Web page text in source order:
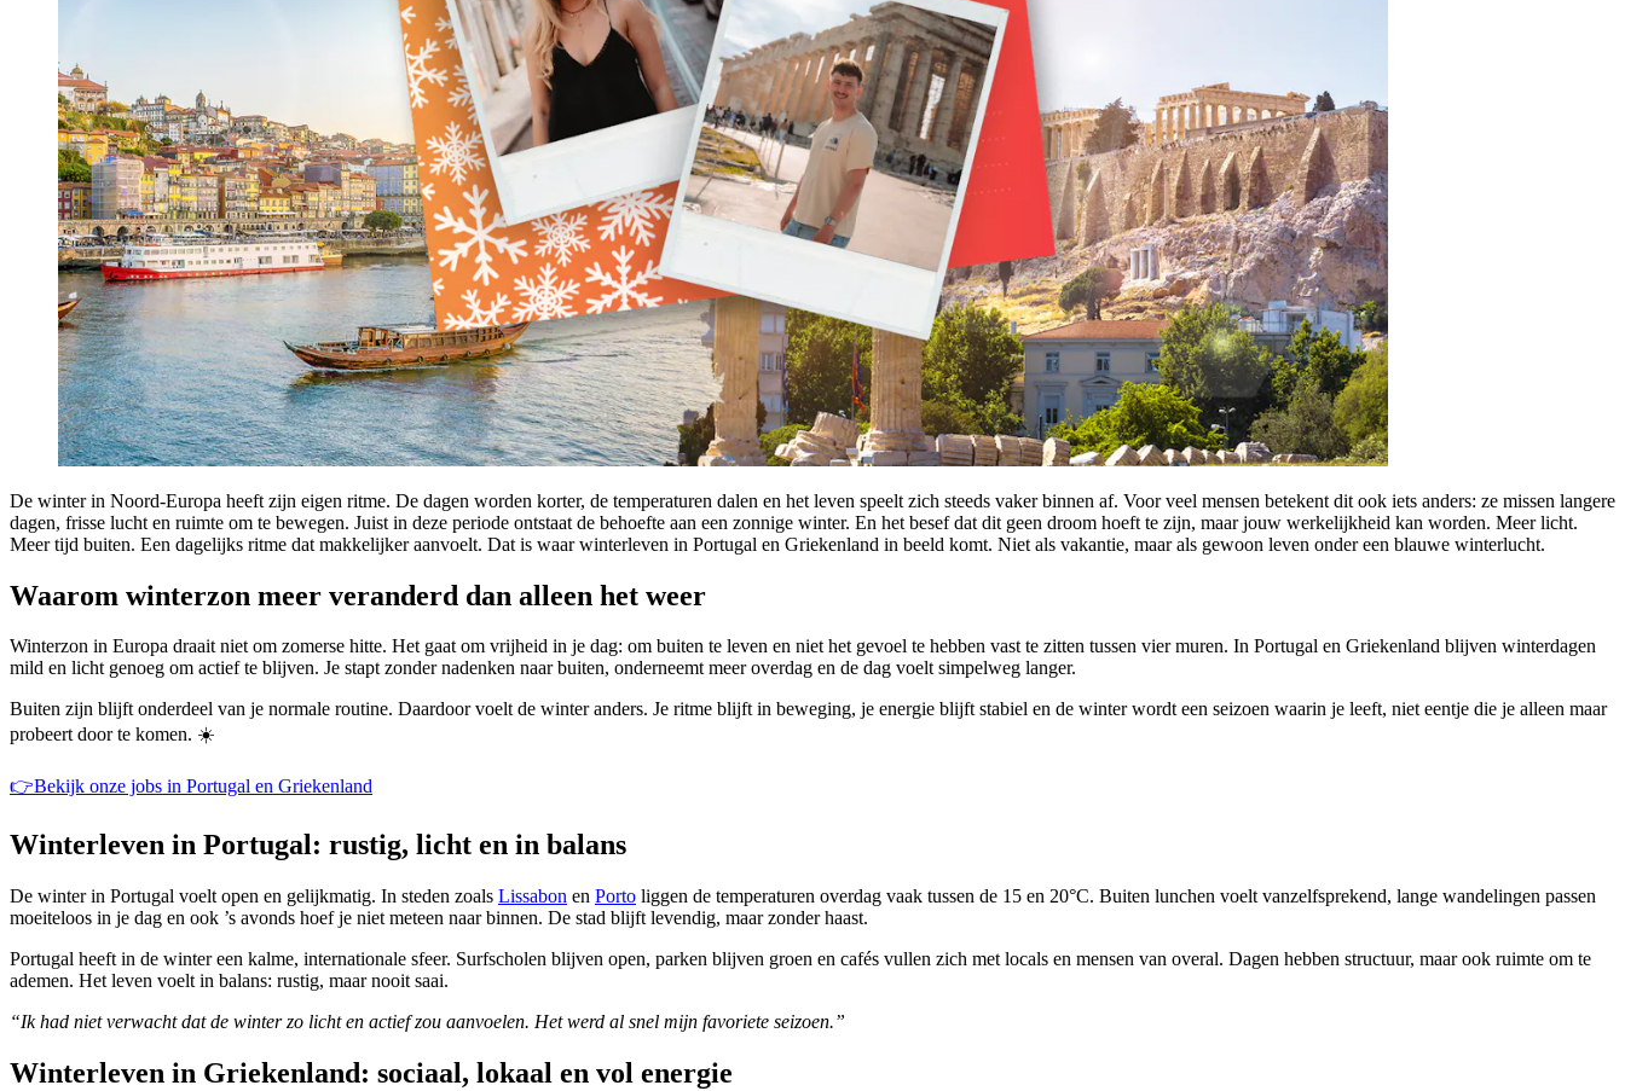
De winter in Noord-Europa heeft zijn eigen ritme. De dagen worden korter, de temperaturen dalen en het leven speelt zich steeds vaker binnen af. Voor veel mensen betekent dit ook iets anders: ze missen langere
dagen, frisse lucht en ruimte om te bewegen. Juist in deze periode ontstaat de behoefte aan een zonnige winter. En het besef dat dit geen droom hoeft te zijn, maar jouw werkelijkheid kan worden. Meer licht.
Meer tijd buiten. Een dagelijks ritme dat makkelijker aanvoelt. Dat is waar winterleven in Portugal en Griekenland in beeld komt. Niet als vakantie, maar als gewoon leven onder een blauwe winterlucht.
Waarom winterzon meer veranderd dan alleen het weer
Winterzon in Europa draait niet om zomerse hitte. Het gaat om vrijheid in je dag: om buiten te leven en niet het gevoel te hebben vast te zitten tussen vier muren. In Portugal en Griekenland blijven winterdagen
mild en licht genoeg om actief te blijven. Je stapt zonder nadenken naar buiten, onderneemt meer overdag en de dag voelt simpelweg langer.
Buiten zijn blijft onderdeel van je normale routine. Daardoor voelt de winter anders. Je ritme blijft in beweging, je energie blijft stabiel en de winter wordt een seizoen waarin je leeft, niet eentje die je alleen maar
probeert door te komen. ☀️
👉Bekijk onze jobs in Portugal en Griekenland
Winterleven in Portugal: rustig, licht en in balans
De winter in Portugal voelt open en gelijkmatig. In steden zoals Lissabon en Porto liggen de temperaturen overdag vaak tussen de 15 en 20°C. Buiten lunchen voelt vanzelfsprekend, lange wandelingen passen
moeiteloos in je dag en ook ’s avonds hoef je niet meteen naar binnen. De stad blijft levendig, maar zonder haast.
Portugal heeft in de winter een kalme, internationale sfeer. Surfscholen blijven open, parken blijven groen en cafés vullen zich met locals en mensen van overal. Dagen hebben structuur, maar ook ruimte om te
ademen. Het leven voelt in balans: rustig, maar nooit saai.
“Ik had niet verwacht dat de winter zo licht en actief zou aanvoelen. Het werd al snel mijn favoriete seizoen.”
Winterleven in Griekenland: sociaal, lokaal en vol energie